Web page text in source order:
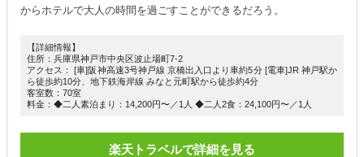
からホテルで大人の時間を過ごすことができるだろう。
【詳細情報】
住所：兵庫県神戸市中央区波止場町7-2
アクセス： [車]阪神高速3号神戸線 京橋出入口より車約5分 [電車]JR 神戸駅か
ら徒歩約10分、地下鉄海岸線 みなと元町駅から徒歩約4分
客室数：70室
料金：◆二人素泊まり：14,200円〜／1人 ◆二人2食：24,100円〜／1人
楽天トラベルで詳細を見る